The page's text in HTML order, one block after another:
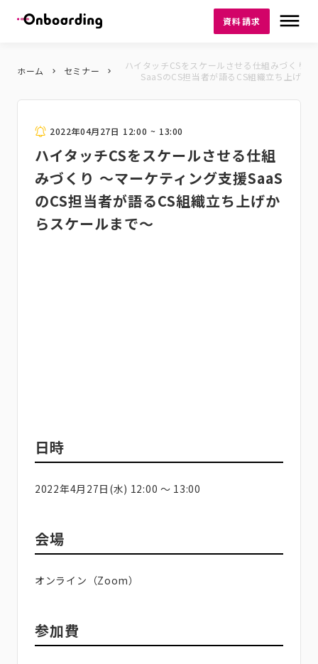
資料請求 dehaze
ホーム keyboard_arrow_right セミナー keyboard_arrow_right
ハイタッチCSをスケールさせる仕組みづくり
SaaSのCS担当者が語るCS組織立ち上げか
2022年04月27日 12:00 ~ 13:00
ハイタッチCSをスケールさせる仕組
みづくり ～マーケティング支援SaaS
のCS担当者が語るCS組織立ち上げか
らスケールまで～
日時
2022年4月27日(水) 12:00 〜 13:00
会場
オンライン（Zoom）
参加費